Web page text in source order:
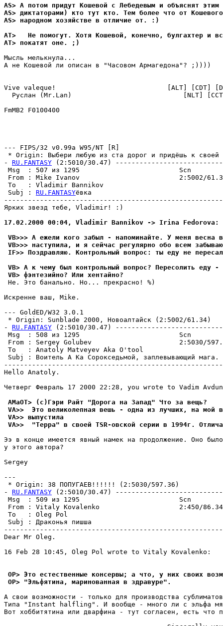
AS> А потом придут Кошевой с Лебедевым и объяснят этим
AS> диктаторами) кто тут кто. Тем более что от
AS> народном хозяйстве в отличие от. :)
AT>   Не помогут. Хотя Кошевой, конечно, булгахтер и
AT> покатят оне. ;)
Мысль мелькнула...
А не Кошевой ли описан в "Часовом Армагедона"? ;))))
Vive valeque!                            [ALT] [CDT]
Руслан (Mr.Lan)                            [NLT]
FmMB2
--- FIPS/32 v0.99a W95/NT [R]
* Origin: Выбери любую из ста дорог и придёшь к
- RU.FANTASY (2:5010/30.47)
Msg  : 507 из 1295
From : Mike Ivanov                         2:5002/
To   : Vladimir Bannikov
Subj : RU.FANTASY
Ярких звезд тебе, Vladimir! :)
17.02.2000 00:04, Vladimir Bannikov -> Irina Fedorova:
VB>>> А ежели кого забыл - напоминайте. У меня весна
VB>>> наступила, и я сейчас регулярно обо всем
IF>> Поздравляю. Kонтрольный вопрос: ты еду не
VB> А к чему был контрольный вопрос? Пересолить еду -
VB> фэнтезийно? Или хентайно?
Hе. Это банально. Hо... прекрасно! %)
Искренне ваш, Mike.
--- GoldED/W32 3.0.1
* Origin: Sunblade 2000, Новоалтайск (2:5002/61.34)
- RU.FANTASY (2:5010/30.47)
Msg  : 508 из 1295
From : Sergey Golubev                      2:5030/
To   : Anatoly Matveyev Aka O'tool
Subj : Воитель А Ка Сорокседьмой,
Hello Anatoly.
Четверг Февраль 17 2000 22:28, you wrote to Vadim
AMaOT> (с)Гэри Райт "Дорога на Запад" Что за вещь?
VA>>  Это великолепная вешь - одна из лучших, на мой
VA>> выпустила
VA>>  "Терра" в своей TSR-овской серии в 1994г.
Ээ в конце имеется явный намек на пpодолжение. Оно
y этого автоpа?
Sergey
---
* Origin: 38 ПОПУГАЕВ!!!!!! (2:5030/597.36)
- RU.FANTASY (2:5010/30.47)
Msg  : 509 из 1295
From : Vitaly Kovalenko                    2:450/
To   : Oleg Pol
Subj :
Dear Mr Oleg.
16 Feb 28 10:45, Oleg Pol wrote to Vitaly Kovalenko:
OP> Это естественные консеpвы; а что, у них своих
OP> "Эльфятина, маpинованная в здравуре".
А свои возможности - только для производства
Типа "Instant halfling". И вообще - много ли с эльфа
Вот хоббитятина или дварфина - тут согласен, есть что